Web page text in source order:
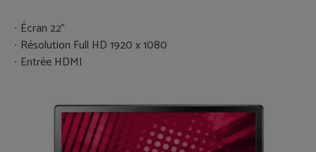
Écran 22"
Résolution Full HD 1920 x 1080
Entrée HDMI